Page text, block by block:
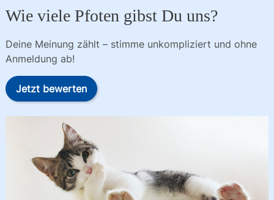
Wie viele Pfoten gibst Du uns?
Deine Meinung zählt – stimme unkompliziert und ohne
Anmeldung ab!
Jetzt bewerten